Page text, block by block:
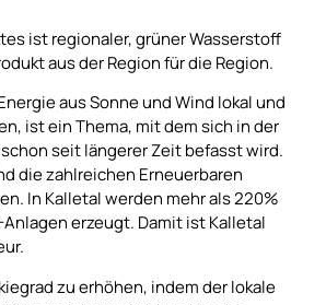
ist regionaler, grüner Wasserstoff
aus der Region für die Region.
aus Sonne und Wind lokal und
ist ein Thema, mit dem sich in der
seit längerer Zeit befasst wird.
die zahlreichen Erneuerbaren
In Kalletal werden mehr als 220%
Anlagen erzeugt. Damit ist Kalletal
zu erhöhen, indem der lokale